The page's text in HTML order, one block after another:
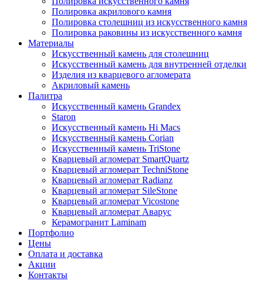
Полировка акрилового камня
Полировка столешниц из искусственного камня
Полировка раковины из искусственного камня
Материалы
Искусственный камень для столешниц
Искусственный камень для внутренней отделки
Изделия из кварцевого агломерата
Акриловый камень
Палитра
Искусственный камень Grandex
Staron
Искусственный камень Hi Macs
Искусственный камень Corian
Искусственный камень TriStone
Кварцевый агломерат SmartQuartz
Кварцевый агломерат TechniStone
Кварцевый агломерат Radianz
Кварцевый агломерат SileStone
Кварцевый агломерат Vicostone
Кварцевый агломерат Аварус
Керамогранит Laminam
Портфолио
Цены
Оплата и доставка
Акции
Контакты